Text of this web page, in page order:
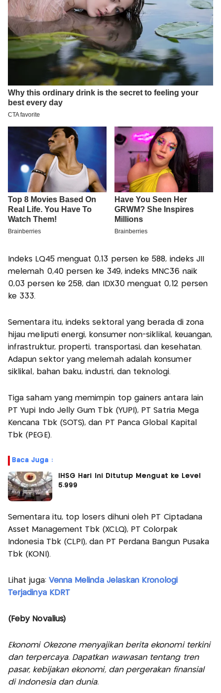
Indeks LQ45 menguat 0,13 persen ke 588, indeks JII
melemah 0,40 persen ke 349, indeks MNC36 naik
0,03 persen ke 258, dan IDX30 menguat 0,12 persen
ke 333.
Sementara itu, indeks sektoral yang berada di zona
hijau meliputi energi, konsumer non-siklikal, keuangan,
infrastruktur, properti, transportasi, dan kesehatan.
Adapun sektor yang melemah adalah konsumer
siklikal, bahan baku, industri, dan teknologi.
Tiga saham yang memimpin top gainers antara lain
PT Yupi Indo Jelly Gum Tbk (YUPI), PT Satria Mega
Kencana Tbk (SOTS), dan PT Panca Global Kapital
Tbk (PEGE).
Baca Juga :
IHSG Hari Ini Ditutup Menguat ke Level
5.999
Sementara itu, top losers dihuni oleh PT Ciptadana
Asset Management Tbk (XCLQ), PT Colorpak
Indonesia Tbk (CLPI), dan PT Perdana Bangun Pusaka
Tbk (KONI).
Lihat juga: Venna Melinda Jelaskan Kronologi
Terjadinya KDRT
(Feby Novalius)
Ekonomi Okezone menyajikan berita ekonomi terkini
dan terpercaya. Dapatkan wawasan tentang tren
pasar, kebijakan ekonomi, dan pergerakan finansial
di Indonesia dan dunia.